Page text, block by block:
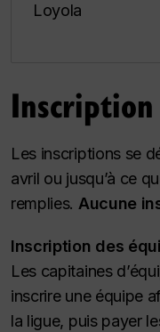
Loyola
Inscription
Les inscriptions se
avril ou jusqu’à ce
remplies. Aucune
Inscription des
Les capitaines
inscrire une équipe
la ligue, puis payer